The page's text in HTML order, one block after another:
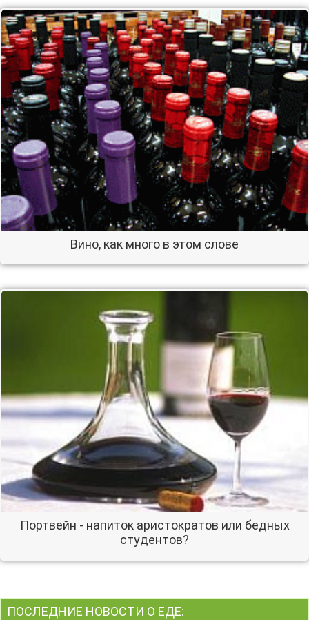
Вино, как много в этом слове
Портвейн - напиток аристократов или бедных
студентов?
ПОСЛЕДНИЕ НОВОСТИ О ЕДЕ: